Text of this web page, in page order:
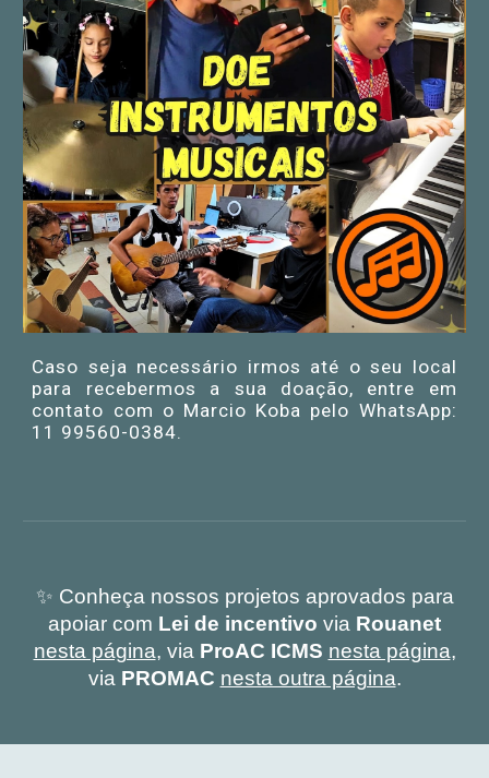
Caso seja necessário irmos até o seu local
para recebermos a sua doação, entre em
contato com o Marcio Koba pelo WhatsApp:
11 99560-0384.
✨ Conheça nossos projetos aprovados para
apoiar com Lei de incentivo via Rouanet
nesta página, via ProAC ICMS nesta página,
via PROMAC nesta outra página.